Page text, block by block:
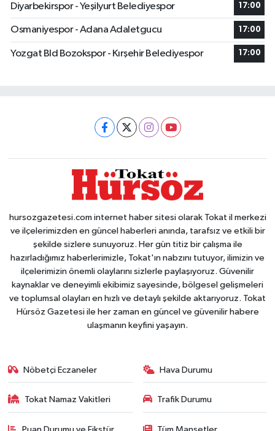
Diyarbekirspor - Yeşilyurt Belediyespor 17:00
Osmaniyespor - Adana Adaletgucu 17:00
Yozgat Bld Bozokspor - Kırşehir Belediyespor 17:00
hursozgazetesi.com internet haber sitesi olarak Tokat il merkezi
ve ilçelerimizden en güncel haberleri anında, tarafsız ve etkili bir
şekilde sizlere sunuyoruz. Her gün titiz bir çalışma ile
hazırladığımız haberlerimizle, Tokat'ın nabzını tutuyor, ilimizin ve
ilçelerimizin önemli olaylarını sizlerle paylaşıyoruz. Güvenilir
kaynaklar ve deneyimli ekibimiz sayesinde, bölgesel gelişmeleri
ve toplumsal olayları en hızlı ve detaylı şekilde aktarıyoruz. Tokat
Hürsöz Gazetesi ile her zaman en güncel ve güvenilir habere
ulaşmanın keyfini yaşayın.
Nöbetçi Eczaneler Hava Durumu
Tokat Namaz Vakitleri Trafik Durumu